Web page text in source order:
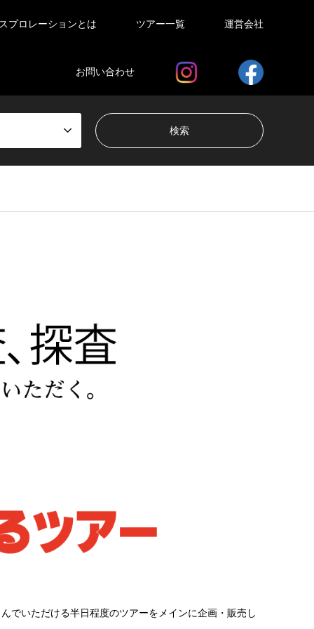
プロレーションとは ツアー一覧 運営会社
お問い合わせ
でいただける半日程度のツアーをメインに企画・販売し